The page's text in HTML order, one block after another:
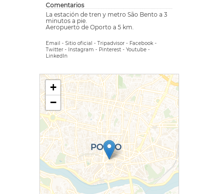
Comentarios
La estación de tren y metro São Bento a 3
minutos a pie.
Aeropuerto de Oporto a 5 km.
Email - Sitio oficial - Tripadvisor - Facebook -
Twitter - Instagram - Pinterest - Youtube -
LinkedIn
+
−